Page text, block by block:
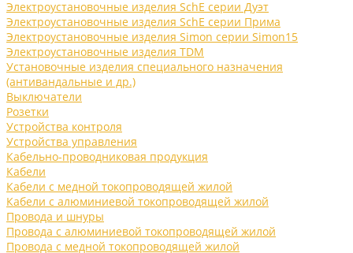
Электроустановочные изделия SchE серии Дуэт
Электроустановочные изделия SchE серии Прима
Электроустановочные изделия Simon серии Simon15
Электроустановочные изделия TDM
Установочные изделия специального назначения
(антивандальные и др.)
Выключатели
Розетки
Устройства контроля
Устройства управления
Кабельно-проводниковая продукция
Кабели
Кабели с медной токопроводящей жилой
Кабели с алюминиевой токопроводящей жилой
Провода и шнуры
Провода с алюминиевой токопроводящей жилой
Провода с медной токопроводящей жилой